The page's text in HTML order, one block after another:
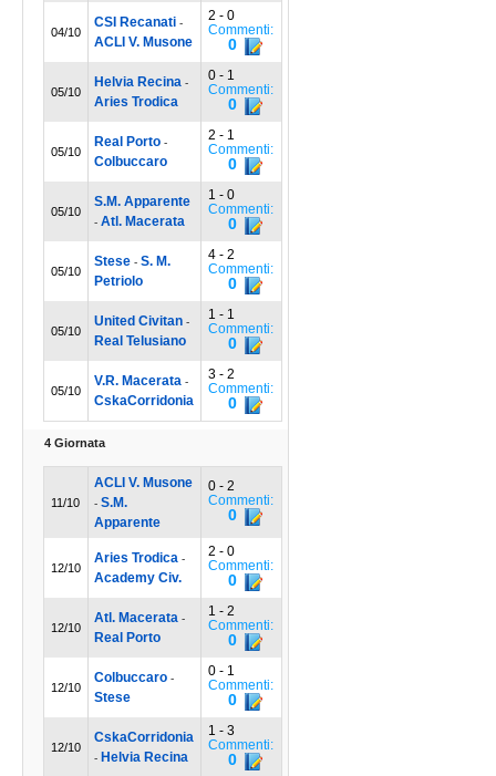
04/10
CSI Recanati-
ACLI V. Musone
2 - 0
Commenti:
0
05/10
Helvia Recina -
Aries Trodica
0 - 1
Commenti:
0
05/10
Real Porto-
Colbuccaro
2 - 1
Commenti:
0
05/10
S.M. Apparente
- Atl. Macerata
1 - 0
Commenti:
0
05/10
Stese- S. M.
Petriolo
4 - 2
Commenti:
0
05/10
United Civitan-
Real Telusiano
1 - 1
Commenti:
0
05/10
V.R. Macerata -
CskaCorridonia
3 - 2
Commenti:
0
4 Giornata
11/10
ACLI V. Musone
- S.M.
Apparente
0 - 2
Commenti:
0
12/10
Aries Trodica -
Academy Civ.
2 - 0
Commenti:
0
12/10
Atl. Macerata -
Real Porto
1 - 2
Commenti:
0
12/10
Colbuccaro-
Stese
0 - 1
Commenti:
0
12/10
CskaCorridonia
- Helvia Recina
1 - 3
Commenti:
0